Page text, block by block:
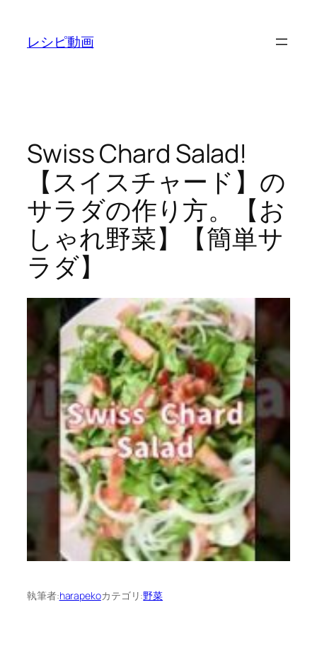
レシピ動画
Swiss Chard Salad!
【スイスチャード】の
サラダの作り方。【お
しゃれ野菜】【簡単サ
ラダ】
執筆者:harapekoカテゴリ:野菜